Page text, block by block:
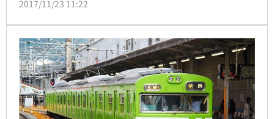
亞洲很難享用到，不過你知道其實酥脆外皮、內多汁的
往位於彰化的麥當勞食品城大本營，製作過程大解密。
2017/11/23 11:22